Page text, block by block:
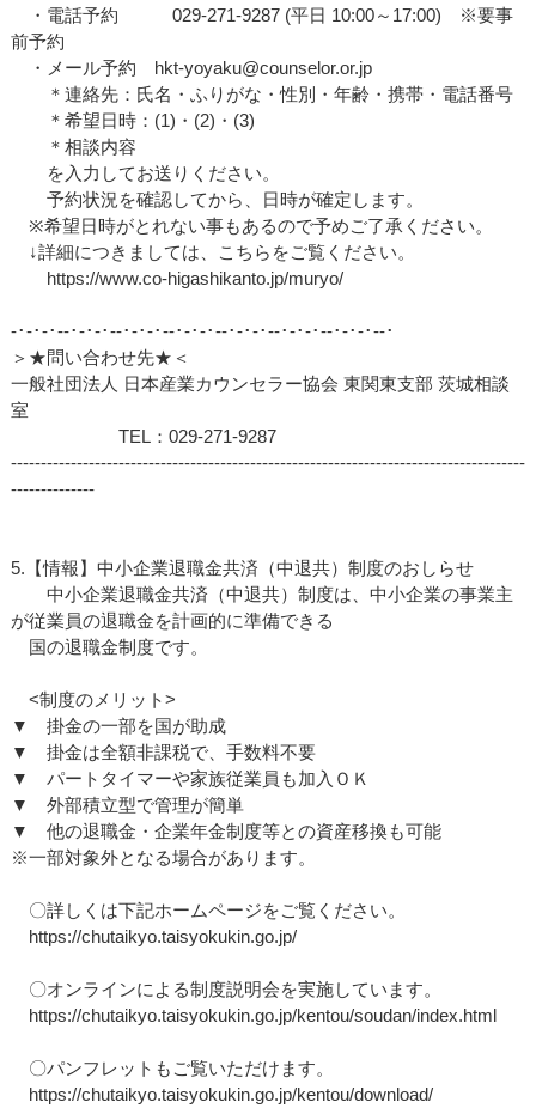
・電話予約 029-271-9287 (平日 10:00～17:00) ※要事
前予約
・メール予約 hkt-yoyaku@counselor.or.jp
＊連絡先：氏名・ふりがな・性別・年齢・携帯・電話番号
＊希望日時：(1)・(2)・(3)
＊相談内容
を入力してお送りください。
予約状況を確認してから、日時が確定します。
※希望日時がとれない事もあるので予めご了承ください。
↓詳細につきましては、こちらをご覧ください。
https://www.co-higashikanto.jp/muryo/
‐･‐･‐･‐‐･‐･‐･‐‐･‐･‐･‐‐･‐･‐･‐‐･‐･‐･‐‐･‐･‐･‐‐･‐･‐･‐‐･
＞★問い合わせ先★＜
一般社団法人 日本産業カウンセラー協会 東関東支部 茨城相談
室
TEL：029-271-9287
--------------------------------------------------------------------------------------
--------------
5.【情報】中小企業退職金共済（中退共）制度のおしらせ
中小企業退職金共済（中退共）制度は、中小企業の事業主
が従業員の退職金を計画的に準備できる
国の退職金制度です。
<制度のメリット>
▼ 掛金の一部を国が助成
▼ 掛金は全額非課税で、手数料不要
▼ パートタイマーや家族従業員も加入ＯＫ
▼ 外部積立型で管理が簡単
▼ 他の退職金・企業年金制度等との資産移換も可能
※一部対象外となる場合があります。
〇詳しくは下記ホームページをご覧ください。
https://chutaikyo.taisyokukin.go.jp/
〇オンラインによる制度説明会を実施しています。
https://chutaikyo.taisyokukin.go.jp/kentou/soudan/index.html
〇パンフレットもご覧いただけます。
https://chutaikyo.taisyokukin.go.jp/kentou/download/